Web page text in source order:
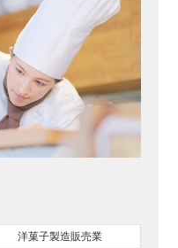
洋菓子製造販売業